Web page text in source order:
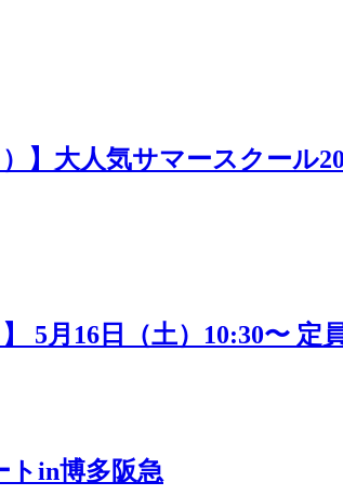
】大人気サマースクール
5月16日（土）10:30〜 定
トin博多阪急